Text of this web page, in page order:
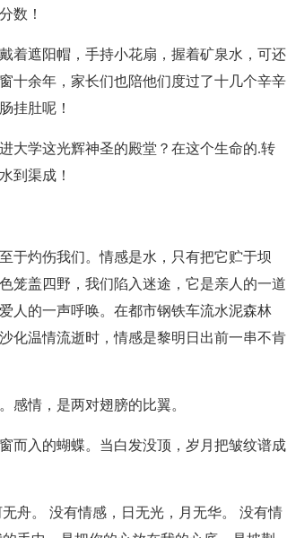
数！
着遮阳帽，手持小花扇，握着矿泉水，可还
十余年，家长们也陪他们度过了十几个辛辛
挂肚呢！
大学这光辉神圣的殿堂？在这个生命的.转
到渠成！
于灼伤我们。情感是水，只有把它贮于坝
笼盖四野，我们陷入迷途，它是亲人的一道
人的一声呼唤。在都市钢铁车流水泥森林
化温情流逝时，情感是黎明日出前一串不肯
感情，是两对翅膀的比翼。
而入的蝴蝶。当白发没顶，岁月把皱纹谱成
舟。 没有情感，日无光，月无华。 没有情